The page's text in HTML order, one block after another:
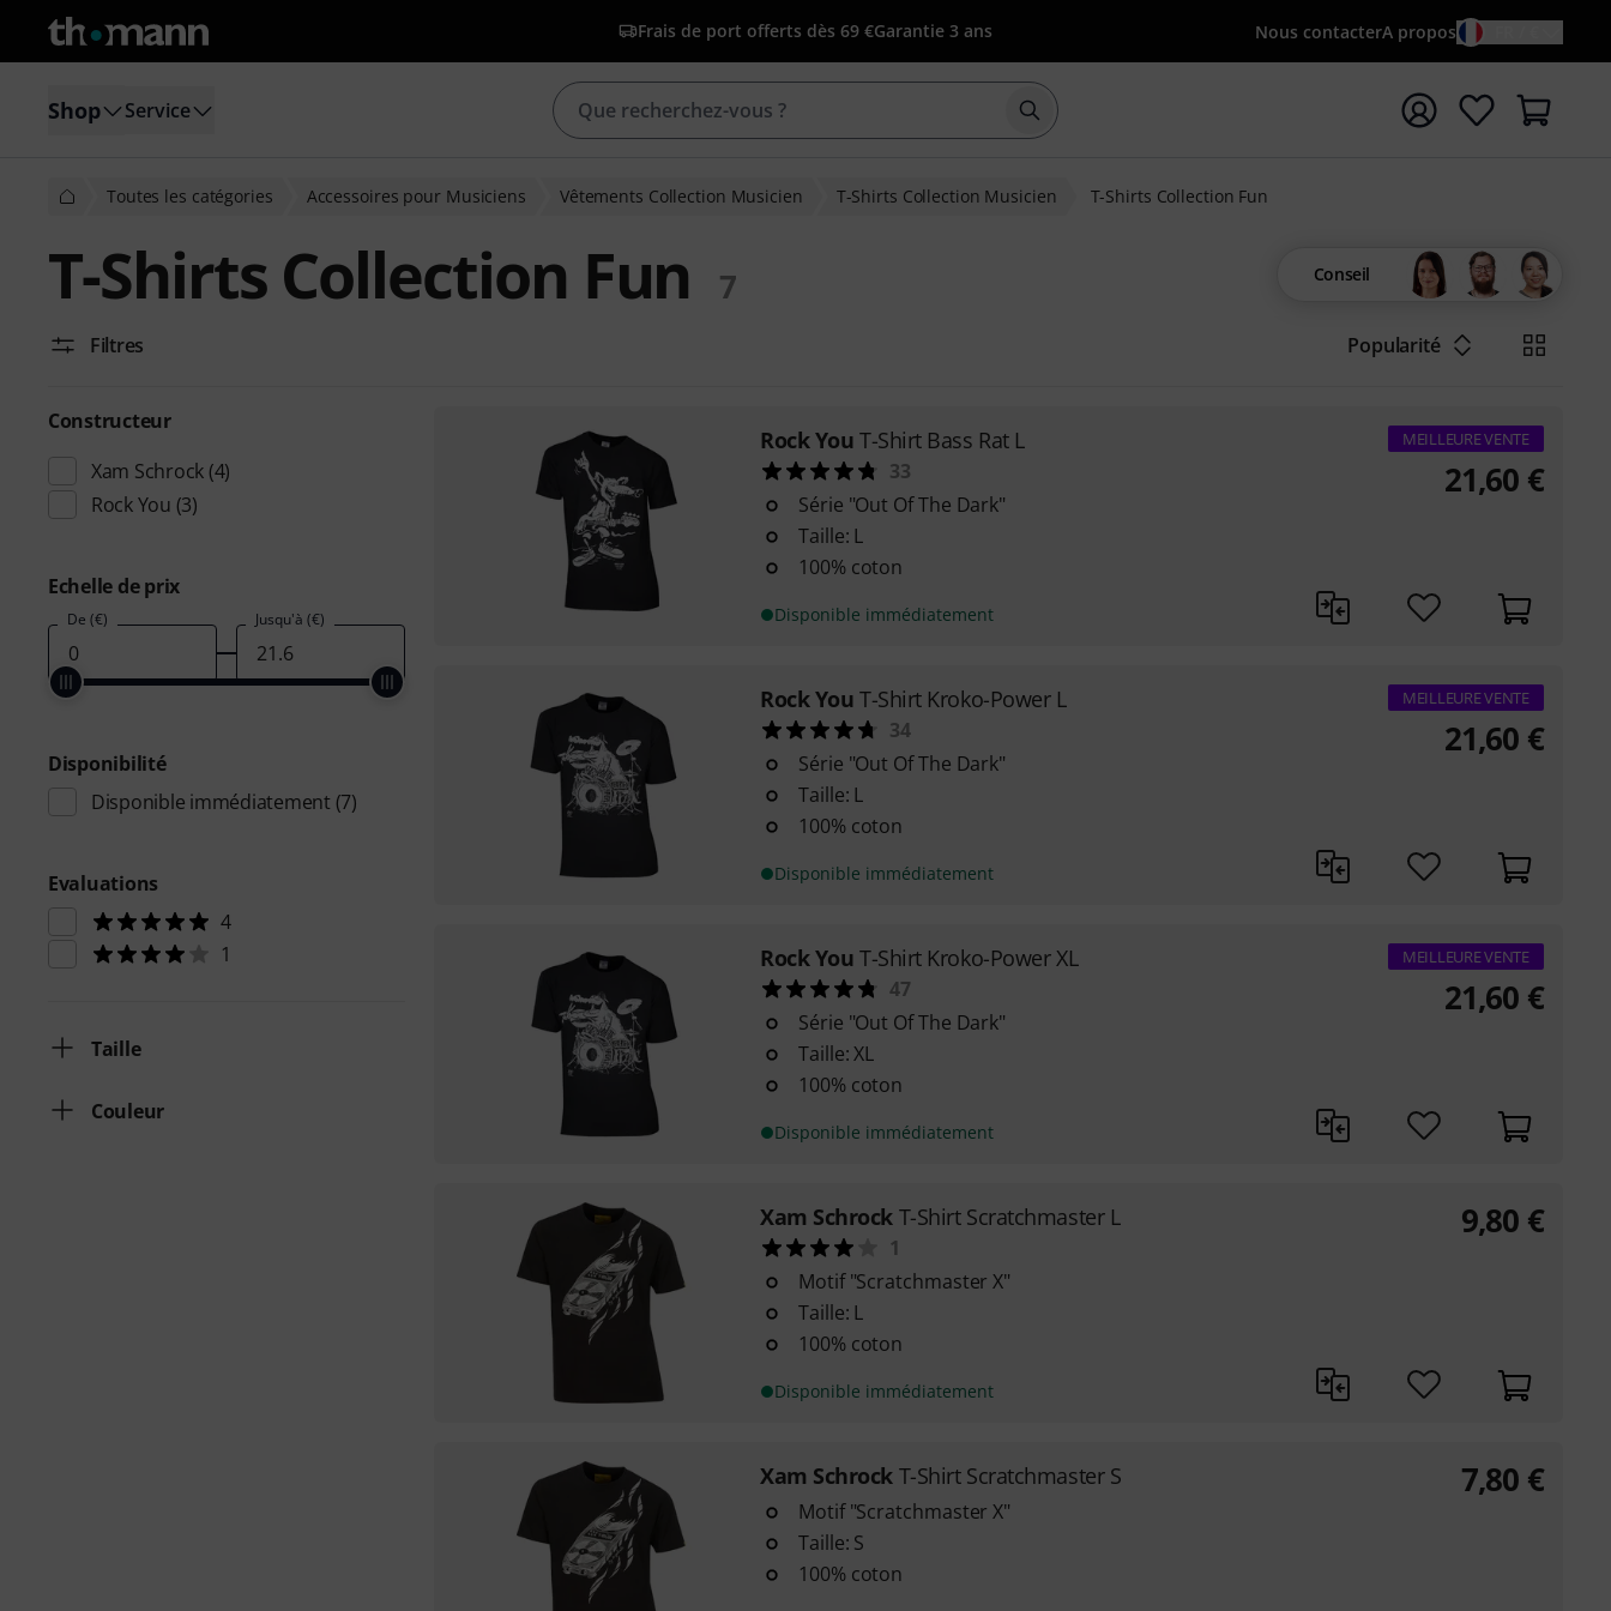
Frais de port offerts dès 69 €Garantie 3 ans Nous contacterA propos
Shop Service Démarrer la recherche avec le terme de recherche
Toutes les catégories Accessoires pour Musiciens Vêtements Collection Musicien T-Shirts Collection Musicien T-Shirts Collection Fun
T-Shirts Collection Fun 7 Conseil
Filtres Popularité
Constructeur
Xam Schrock (4)
Rock You (3)
Echelle de prix
De (€) Jusqu'à (€)
Disponibilité
Disponible immédiatement (7)
Evaluations
4
1
Taille
Couleur
Rock You T-Shirt Bass Rat L
33
Série "Out Of The Dark"
Taille: L
100% coton
Disponible immédiatement
MEILLEURE VENTE
21,60 €
Rock You T-Shirt Kroko-Power L
34
Série "Out Of The Dark"
Taille: L
100% coton
Disponible immédiatement
MEILLEURE VENTE
21,60 €
Rock You T-Shirt Kroko-Power XL
47
Série "Out Of The Dark"
Taille: XL
100% coton
Disponible immédiatement
MEILLEURE VENTE
21,60 €
Xam Schrock T-Shirt Scratchmaster L
1
Motif "Scratchmaster X"
Taille: L
100% coton
Disponible immédiatement
9,80 €
Xam Schrock T-Shirt Scratchmaster S
Motif "Scratchmaster X"
Taille: S
100% coton
7,80 €